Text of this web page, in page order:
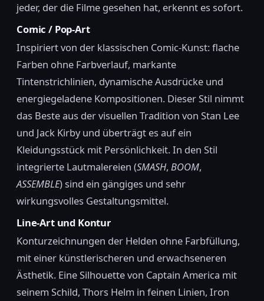
jeder, der die Filme gesehen hat, erkennt es sofort.
Comic / Pop-Art
Inspiriert von der klassischen Comic-Kunst: flache
Farben ohne Farbverlauf, markante
Tintenstrichlinien, dynamische Ausdrücke und
energiegeladene Kompositionen. Dieser Stil nimmt
das Beste aus der visuellen Tradition von Stan Lee
und Jack Kirby und überträgt es auf ein
Kleidungsstück mit Persönlichkeit. In den Stil
integrierte Lautmalereien (SMASH, BOOM,
ASSEMBLE) sind ein gängiges und sehr
wirkungsvolles Gestaltungsmittel.
Line-Art und Kontur
Konturzeichnungen der Helden ohne Farbfüllung,
mit einer künstlerischeren und erwachseneren
Ästhetik. Eine Silhouette von Captain America mit
seinem Schild, Thors Helm in feinen Linien, Iron